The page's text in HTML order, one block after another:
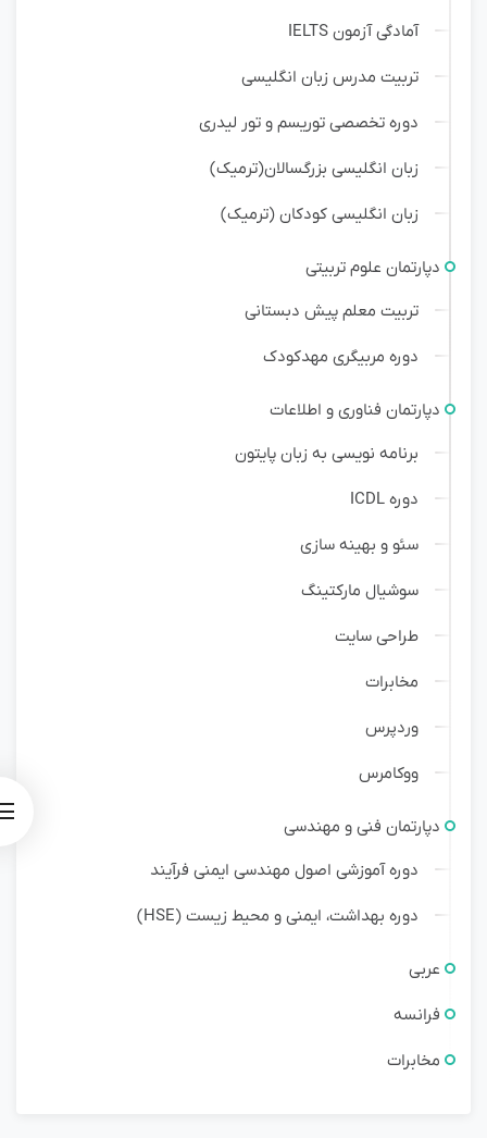
آمادگی آزمون IELTS
تربیت مدرس زبان انگلیسی
دوره تخصصی توریسم و تور لیدری
زبان انگلیسی بزرگسالان(ترمیک)
زبان انگلیسی کودکان (ترمیک)
دپارتمان علوم تربیتی
تربیت معلم پیش دبستانی
دوره مربیگری مهدکودک
دپارتمان فناوری و اطلاعات
برنامه نویسی به زبان پایتون
دوره ICDL
سئو و بهینه سازی
سوشیال مارکتینگ
طراحی سایت
مخابرات
وردپرس
ووکامرس
دپارتمان فنی و مهندسی
دوره آموزشی اصول مهندسی ایمنی فرآیند
دوره بهداشت، ایمنی و محیط زیست (HSE)
عربی
فرانسه
مخابرات